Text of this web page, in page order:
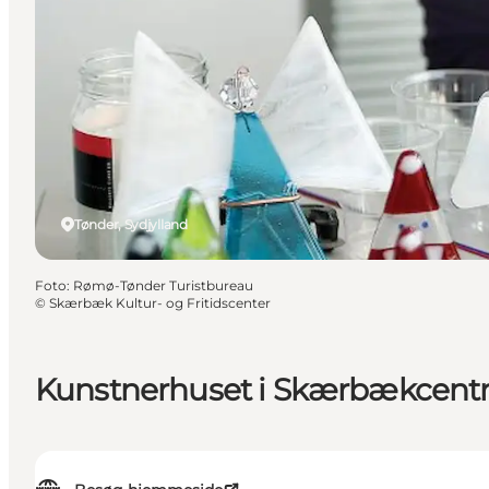
Kunstnerhuset i
Tønder, Sydjylland
Foto: Rømø-Tønder Turistbureau
© Skærbæk Kultur- og Fritidscenter